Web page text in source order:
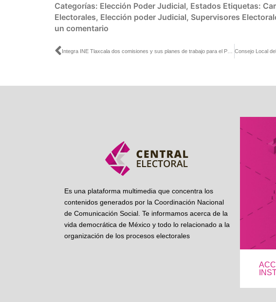
Categorías: Elección Poder Judicial, Estados Etiquetas:
Electorales, Elección poder Judicial, Supervisores
un comentario
Ant
Es una plataforma multimedia que concentra los
contenidos generados por la Coordinación Nacional
de Comunicación Social. Te informamos acerca de la
vida democrática de México y todo lo relacionado a la
organización de los procesos electorales